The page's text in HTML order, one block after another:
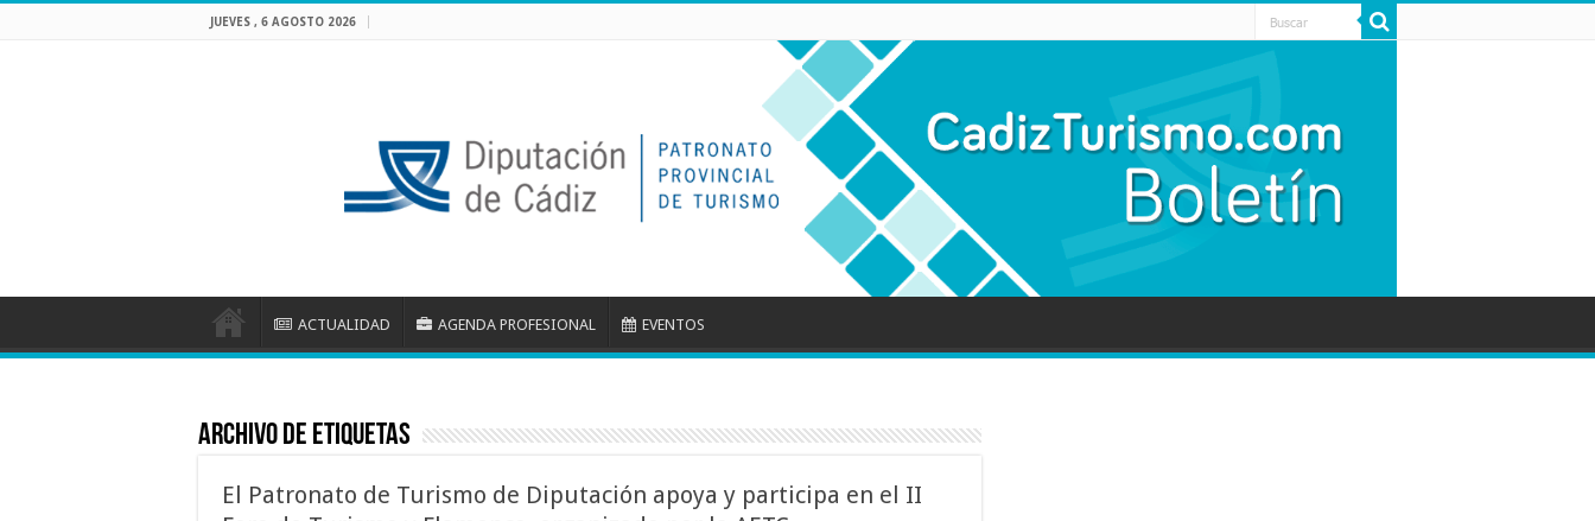
JUEVES , 6 AGOSTO 2026
ACTUALIDAD AGENDA PROFESIONAL EVENTOS
Archivo de etiquetas
El Patronato de Turismo de Diputación apoya y participa en el II